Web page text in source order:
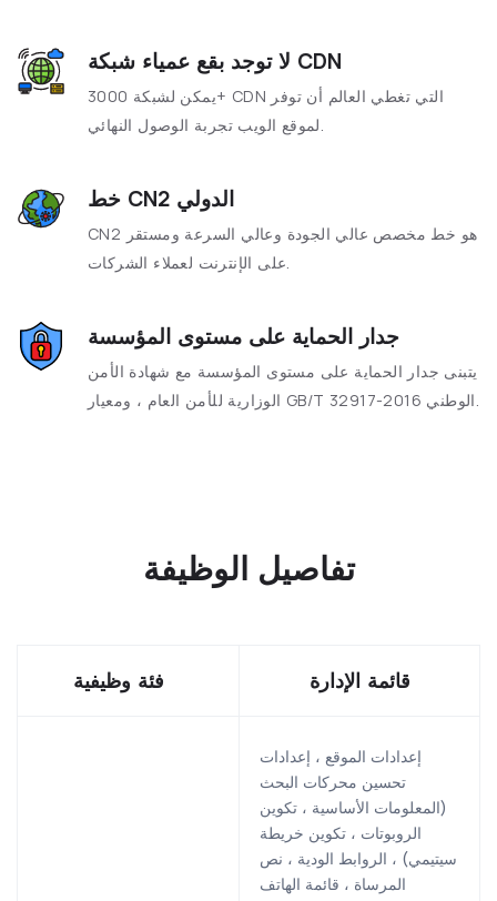
لا توجد بقع عمياء شبكة CDN
يمكن لشبكة 3000+ CDN التي تغطي العالم أن توفر
لموقع الويب تجربة الوصول النهائي.
خط CN2 الدولي
CN2 هو خط مخصص عالي الجودة وعالي السرعة ومستقر
على الإنترنت لعملاء الشركات.
جدار الحماية على مستوى المؤسسة
يتبنى جدار الحماية على مستوى المؤسسة مع شهادة الأمن
الوزارية للأمن العام ، ومعيار GB/T 32917-2016 الوطني.
تفاصيل الوظيفة
فئة وظيفية قائمة الإدارة
إعدادات الموقع ، إعدادات
تحسين محركات البحث
(المعلومات الأساسية ، تكوين
الروبوتات ، تكوين خريطة
سيتيمي) ، الروابط الودية ، نص
المرساة ، قائمة الهاتف